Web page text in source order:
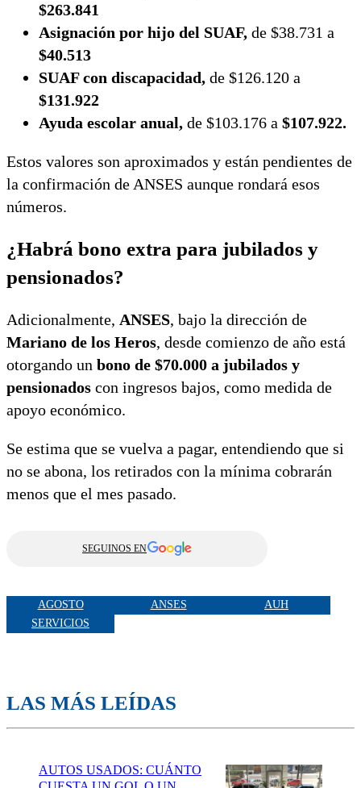
$263.841
Asignación por hijo del SUAF, de $38.731 a
$40.513
SUAF con discapacidad, de $126.120 a
$131.922
Ayuda escolar anual, de $103.176 a $107.922.
Estos valores son aproximados y están pendientes de
la confirmación de ANSES aunque rondará esos
números.
¿Habrá bono extra para jubilados y
pensionados?
Adicionalmente, ANSES, bajo la dirección de
Mariano de los Heros, desde comienzo de año está
otorgando un bono de $70.000 a jubilados y
pensionados con ingresos bajos, como medida de
apoyo económico.
Se estima que se vuelva a pagar, entendiendo que si
no se abona, los retirados con la mínima cobrarán
menos que el mes pasado.
SEGUINOS EN
AGOSTO ANSES
AUH
SERVICIOS
LAS MÁS LEÍDAS
AUTOS USADOS: CUÁNTO